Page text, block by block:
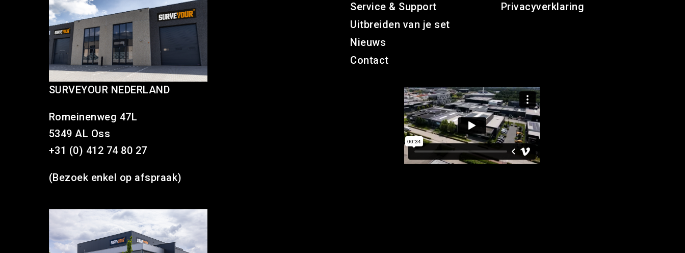
SURVEYOUR NEDERLAND
Romeinenweg 47L
5349 AL Oss
+31 (0) 412 74 80 27
(Bezoek enkel op afspraak)
Service & Support
Uitbreiden van je set
Nieuws
Contact
Privacyverklaring